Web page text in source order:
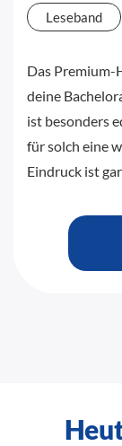
Leseband
Das Premium-
deine
ist besonders
für solch eine
Eindruck ist